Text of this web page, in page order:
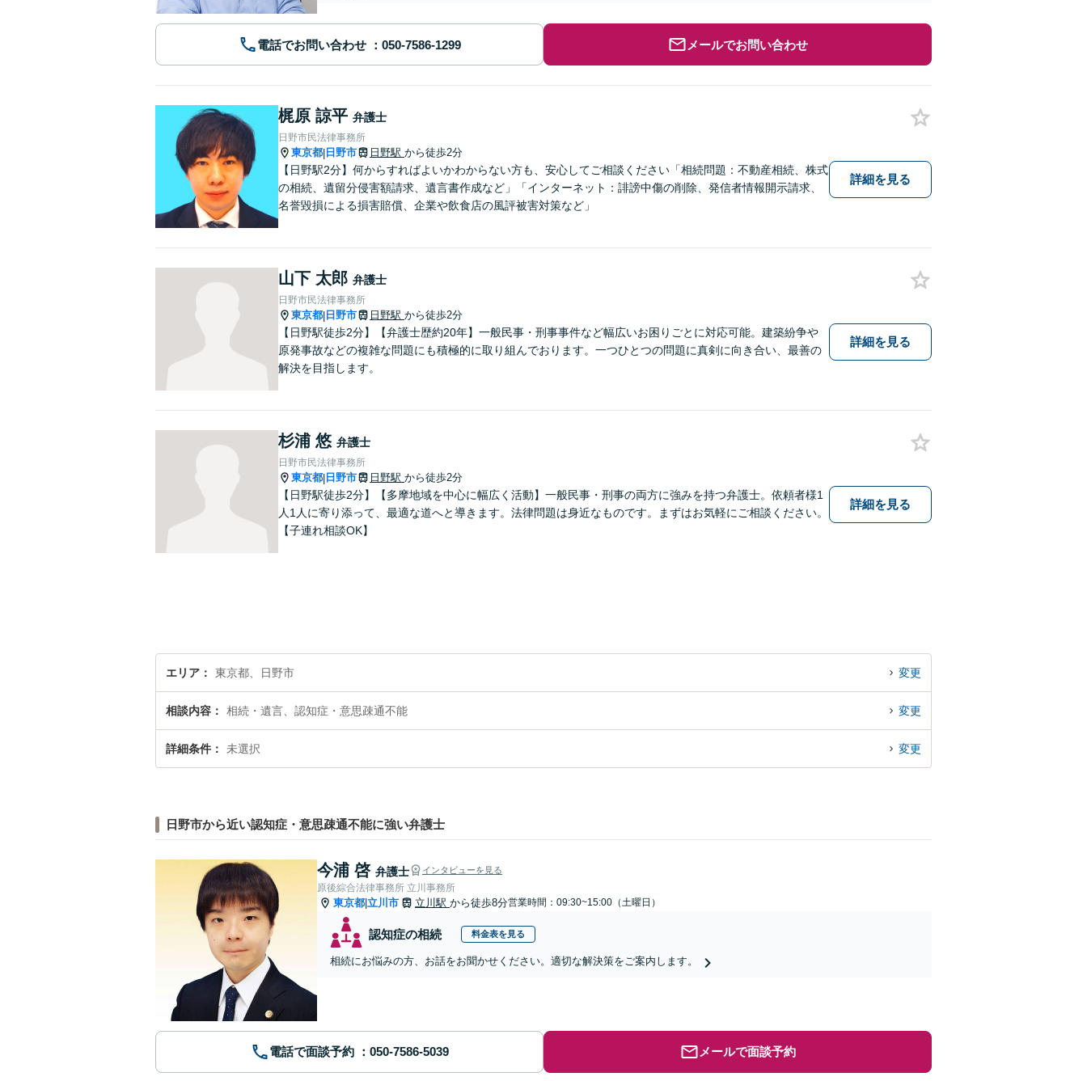
電話でお問い合わせ メールでお問い合わせ
梶原 諒平 弁護士
日野市民法律事務所
東京都| 日野市 日野駅 から徒歩2分
【日野駅2分】何からすればよいかわからない方も、安心してご相談ください「相続問題：不動産相続、株式
の相続、遺留分侵害額請求、遺言書作成など」「インターネット：誹謗中傷の削除、発信者情報開示請求、
名誉毀損による損害賠償、企業や飲食店の風評被害対策など」
詳細を見る
山下 太郎 弁護士
日野市民法律事務所
東京都| 日野市 日野駅 から徒歩2分
【日野駅徒歩2分】【弁護士歴約20年】一般民事・刑事事件など幅広いお困りごとに対応可能。建築紛争や
原発事故などの複雑な問題にも積極的に取り組んでおります。一つひとつの問題に真剣に向き合い、最善の
解決を目指します。
詳細を見る
杉浦 悠 弁護士
日野市民法律事務所
東京都| 日野市 日野駅 から徒歩2分
【日野駅徒歩2分】【多摩地域を中心に幅広く活動】一般民事・刑事の両方に強みを持つ弁護士。依頼者様1
人1人に寄り添って、最適な道へと導きます。法律問題は身近なものです。まずはお気軽にご相談ください。
【子連れ相談OK】
詳細を見る
エリア 東京都、日野市 変更
相談内容 相続・遺言、認知症・意思疎通不能 変更
詳細条件 未選択 変更
日野市から近い認知症・意思疎通不能に強い弁護士
今浦 啓 弁護士 インタビューを見る
原後綜合法律事務所 立川事務所
東京都 立川市 立川駅 から徒歩8分営業時間：09:30~15:00（土曜日）
認知症の相続 料金表を見る
相続にお悩みの方、お話をお聞かせください。適切な解決策をご案内します。
電話で面談予約 メールで面談予約